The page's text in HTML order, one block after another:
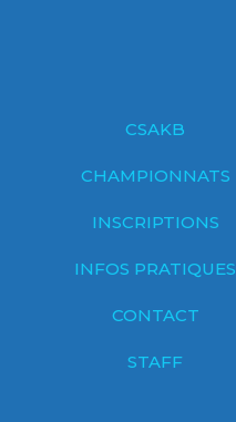
CSAKB
CHAMPIONNATS
INSCRIPTIONS
INFOS PRATIQUES
CONTACT
STAFF